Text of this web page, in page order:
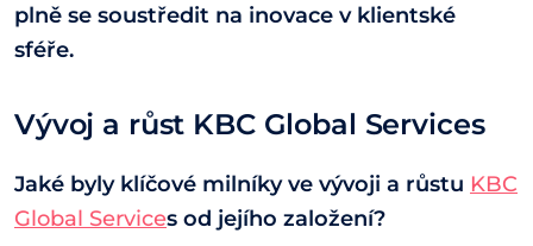
plně se soustředit na inovace v klientské
sféře.
Vývoj a růst KBC Global Services
Jaké byly klíčové milníky ve vývoji a růstu KBC
Global Services od jejího založení?